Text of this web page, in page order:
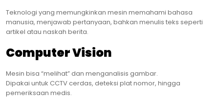
Teknologi yang memungkinkan mesin memahami bahasa
manusia, menjawab pertanyaan, bahkan menulis teks seperti
artikel atau naskah berita.
Computer Vision
Mesin bisa “melihat” dan menganalisis gambar.
Dipakai untuk CCTV cerdas, deteksi plat nomor, hingga
pemeriksaan medis.